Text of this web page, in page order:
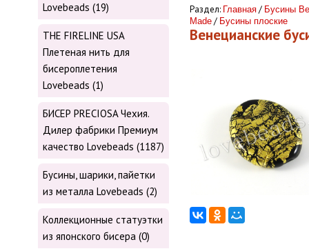
Lovebeads (19)
THE FIRELINE USA
Плетеная нить для
бисероплетения
Lovebeads (1)
БИСЕР PRECIOSA Чехия.
Дилер фабрики Премиум
качество Lovebeads (1187)
Бусины, шарики, пайетки
из металла Lovebeads (2)
Коллекционные статуэтки
из японского бисера (0)
Раздел: Главная / Бусины
Made / Бусины плоские
Венецианские